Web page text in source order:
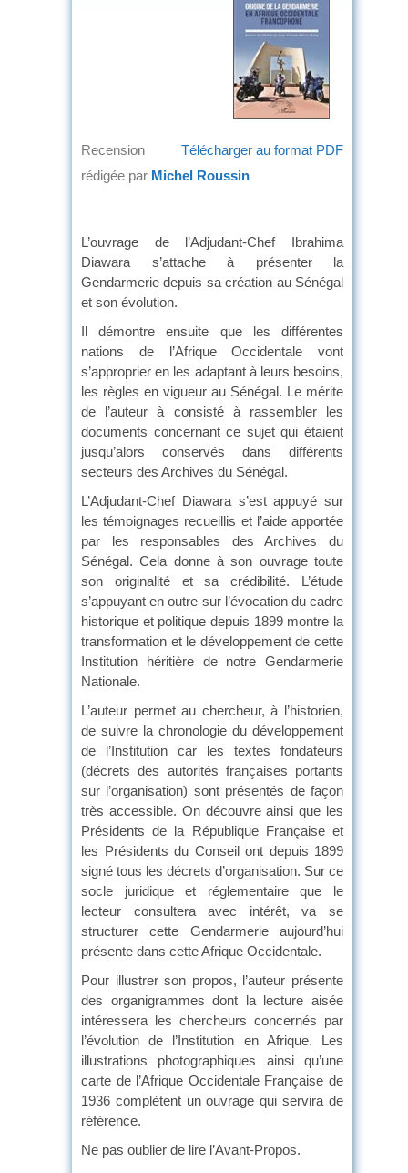
Télécharger au format PDF
Recension
rédigée par Michel Roussin
L’ouvrage de l’Adjudant-Chef Ibrahima
Diawara s’attache à présenter la
Gendarmerie depuis sa création au Sénégal
et son évolution.
Il démontre ensuite que les différentes
nations de l’Afrique Occidentale vont
s’approprier en les adaptant à leurs besoins,
les règles en vigueur au Sénégal. Le mérite
de l’auteur à consisté à rassembler les
documents concernant ce sujet qui étaient
jusqu’alors conservés dans différents
secteurs des Archives du Sénégal.
L’Adjudant-Chef Diawara s’est appuyé sur
les témoignages recueillis et l’aide apportée
par les responsables des Archives du
Sénégal. Cela donne à son ouvrage toute
son originalité et sa crédibilité. L’étude
s’appuyant en outre sur l’évocation du cadre
historique et politique depuis 1899 montre la
transformation et le développement de cette
Institution héritière de notre Gendarmerie
Nationale.
L’auteur permet au chercheur, à l’historien,
de suivre la chronologie du développement
de l’Institution car les textes fondateurs
(décrets des autorités françaises portants
sur l’organisation) sont présentés de façon
très accessible. On découvre ainsi que les
Présidents de la République Française et
les Présidents du Conseil ont depuis 1899
signé tous les décrets d’organisation. Sur ce
socle juridique et réglementaire que le
lecteur consultera avec intérêt, va se
structurer cette Gendarmerie aujourd’hui
présente dans cette Afrique Occidentale.
Pour illustrer son propos, l’auteur présente
des organigrammes dont la lecture aisée
intéressera les chercheurs concernés par
l’évolution de l’Institution en Afrique. Les
illustrations photographiques ainsi qu’une
carte de l’Afrique Occidentale Française de
1936 complètent un ouvrage qui servira de
référence.
Ne pas oublier de lire l’Avant-Propos.